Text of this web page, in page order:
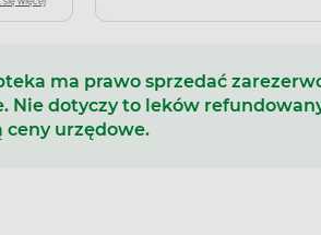
ma prawo sprzedać
Nie dotyczy to leków
urzędowe.